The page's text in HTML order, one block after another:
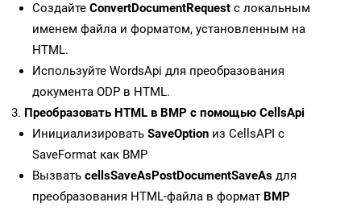
Создайте ConvertDocumentRequest с локальным
именем файла и форматом, установленным на
HTML.
Используйте WordsApi для преобразования
документа ODP в HTML.
Преобразовать HTML в BMP с помощью CellsApi
Инициализировать SaveOption из CellsAPI с
SaveFormat как BMP
Вызвать cellsSaveAsPostDocumentSaveAs для
преобразования HTML-файла в формат BMP